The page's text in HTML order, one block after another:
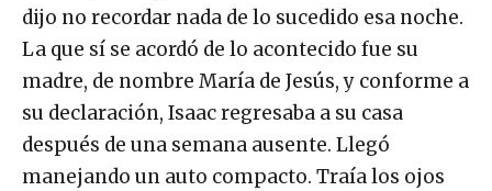
dijo no recordar nada de lo sucedido esa noche.
La que sí se acordó de lo acontecido fue su
madre, de nombre María de Jesús, y conforme a
su declaración, Isaac regresaba a su casa
después de una semana ausente. Llegó
manejando un auto compacto. Traía los ojos